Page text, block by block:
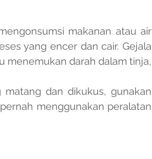
makanan atau air
yang encer dan cair. Gejala
menemukan darah dalam tinja,
matang dan dikukus, gunakan
menggunakan peralatan